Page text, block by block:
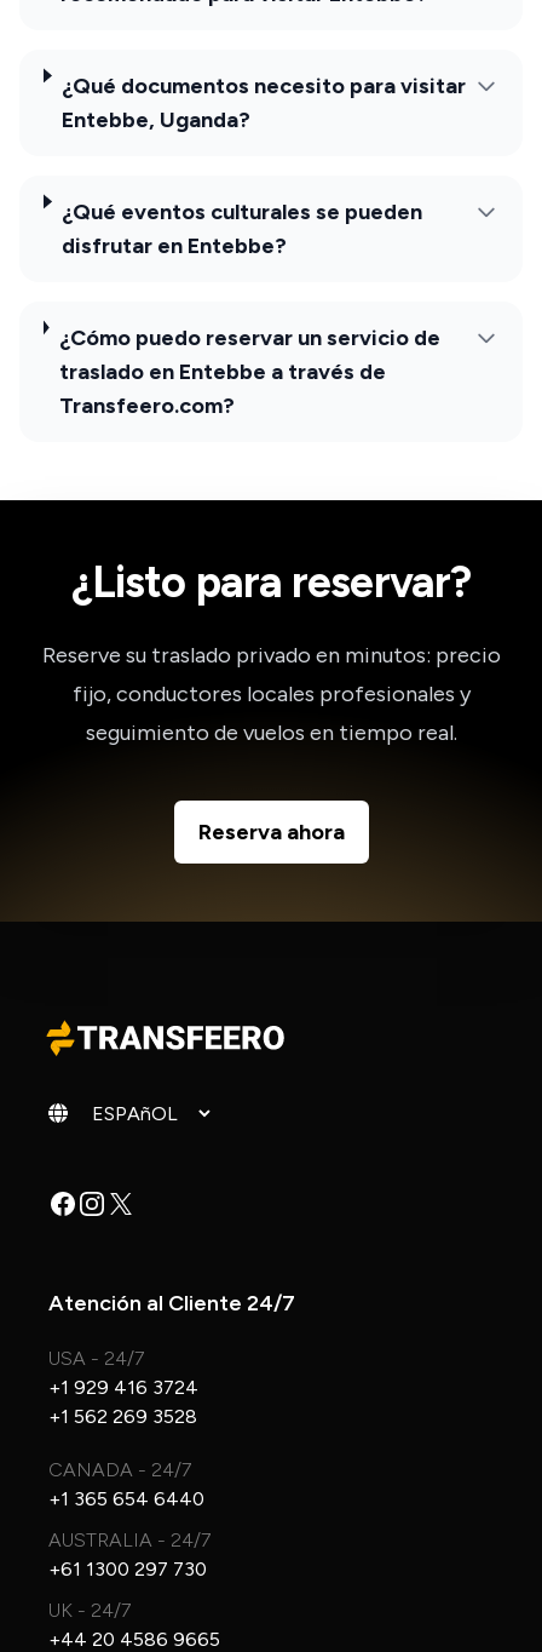
¿Qué documentos necesito para visitar
Entebbe, Uganda?
¿Qué eventos culturales se pueden
disfrutar en Entebbe?
¿Cómo puedo reservar un servicio de
traslado en Entebbe a través de
Transfeero.com?
¿Listo para reservar?
Reserve su traslado privado en minutos: precio
fijo, conductores locales profesionales y
seguimiento de vuelos en tiempo real.
Reserva ahora
Cambiar idioma
Facebook
Instagram
X
Atención al Cliente 24/7
USA - 24/7
+1 929 416 3724
+1 562 269 3528
CANADA - 24/7
+1 365 654 6440
AUSTRALIA - 24/7
+61 1300 297 730
UK - 24/7
+44 20 4586 9665